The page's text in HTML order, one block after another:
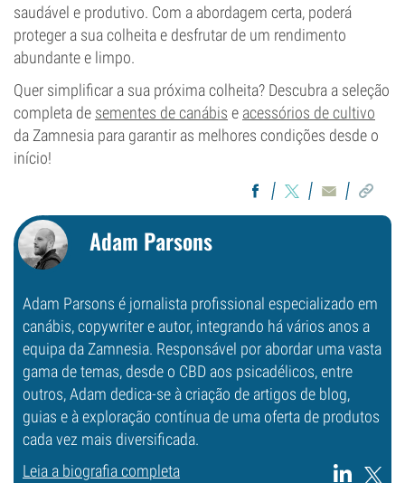
saudável e produtivo. Com a abordagem certa, poderá
proteger a sua colheita e desfrutar de um rendimento
abundante e limpo.
Quer simplificar a sua próxima colheita? Descubra a seleção
completa de sementes de canábis e acessórios de cultivo
da Zamnesia para garantir as melhores condições desde o
início!
Adam Parsons
Adam Parsons é jornalista profissional especializado em
canábis, copywriter e autor, integrando há vários anos a
equipa da Zamnesia. Responsável por abordar uma vasta
gama de temas, desde o CBD aos psicadélicos, entre
outros, Adam dedica-se à criação de artigos de blog,
guias e à exploração contínua de uma oferta de produtos
cada vez mais diversificada.
Leia a biografia completa